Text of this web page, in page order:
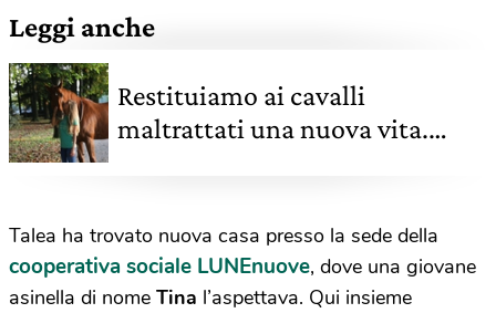
Leggi anche
Restituiamo ai cavalli
maltrattati una nuova vita.
Talea ha trovato nuova casa presso la sede della
cooperativa sociale LUNEnuove, dove una giovane
asinella di nome Tina l’aspettava. Qui insieme